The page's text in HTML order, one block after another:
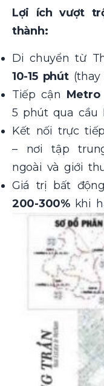
Lợi ích vượt
thành:
Di chuyển từ
10-15 phút(thay
Tiếp cận Metro
5 phút qua cầu
Kết nối trực
– nơi tập
ngoài và giới
Giá trị bất
200-300%khi